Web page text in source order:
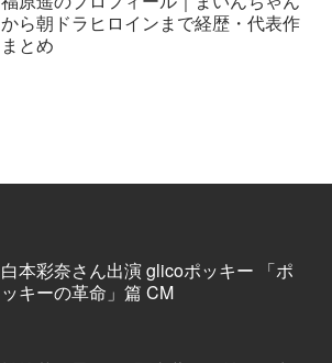
から朝ドラヒロインまで経歴・代表作
まとめ
白本彩奈さん出演 glicoポッキー 「ポ
ッキーの革命」篇 CM